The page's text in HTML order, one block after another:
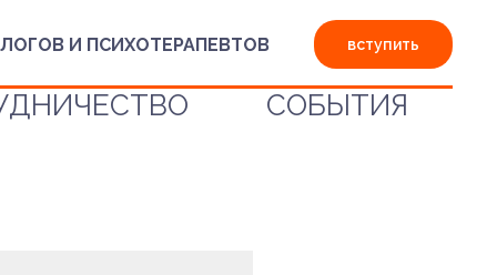
И ПСИХОТЕРАПЕВТОВ вступить
СОБЫТИЯ